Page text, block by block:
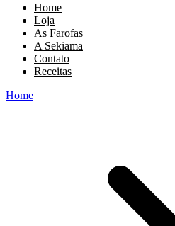
Home
Loja
As Farofas
A Sekiama
Contato
Receitas
Home